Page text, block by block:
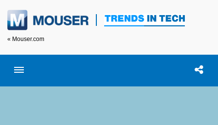
« Mouser.com
Toggle menubar Open 이